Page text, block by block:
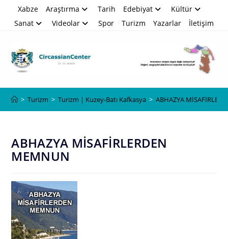
Xabze Araştırma Tarih Edebiyat
Kültür
Sanat
Videolar Spor Turizm Yazarlar İletişim
> Turizm > Turizm | Kuzey-Batı Kafkasya > ABHAZYA
ABHAZYA MİSAFİRLERDEN
MEMNUN